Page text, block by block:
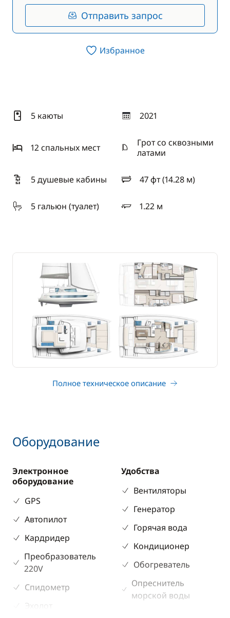
Отправить запрос
Избранное
5 каюты 2021
год
12 спальныx мест
Грот со сквозными
латами
5 душевые кабины 47 фт (14.28 м)
длина
5 гальюн (туалет)
1.22 м
осадка
Полное техническое описание
Оборудование
Электронное
оборудование
GPS
Автопилот
Кардридер
Преобразователь
220V
Спидометр
Эхолот
Удобства
Вентиляторы
Генератор
Горячая вода
Кондиционер
Обогреватель
Опреснитель
морской воды